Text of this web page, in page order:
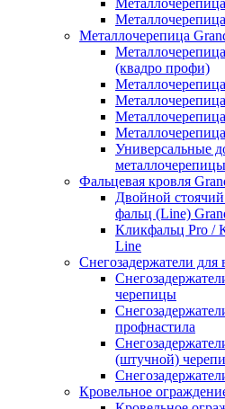
Металлочерепица
(квадро профи)
Универсальные
Фальцевая кровля
Двойной
фальц (Line)
Кликфальц Pro /
Line
Снегозадержатели для
черепицы
профнастила
(штучной)
Кровельное